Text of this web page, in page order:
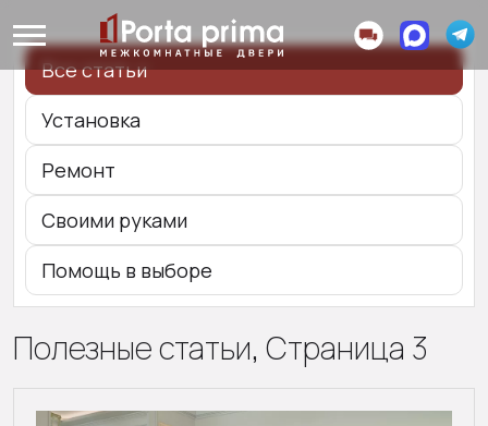
Все статьи
Установка
Ремонт
Своими руками
Помощь в выборе
Полезные статьи, Страница 3